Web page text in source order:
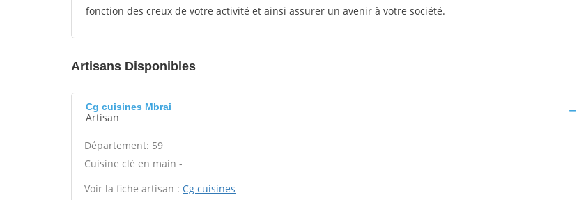
fonction des creux de votre activité et ainsi assurer un avenir à votre société.
Artisans Disponibles
Cg cuisines Mbrai
Artisan
Département: 59
Cuisine clé en main -
Voir la fiche artisan : Cg cuisines